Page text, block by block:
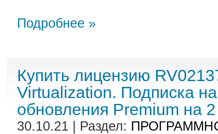
Подробнее »
Купить лицензию
Virtualization. Подписка
обновления Premium на 2
30.10.21 | Раздел: